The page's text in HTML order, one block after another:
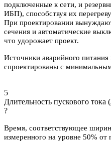
подключенные к сети, и
ИБП), способствуя их
При проектировании
сечения и автоматические
что удорожает проект.
Источники аварийного
спроектированы с
5
Длительность пускового тока
?
Время, соответствующее
измеренного на уровне 50% от